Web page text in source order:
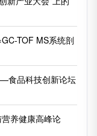
TOF MS系统剖
食品科技创新论坛
养健康高峰论